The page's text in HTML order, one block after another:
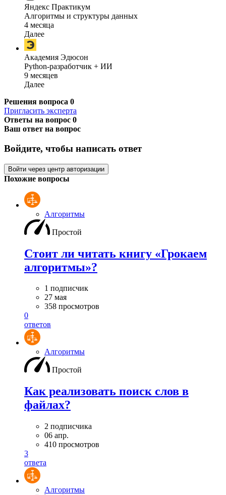
Яндекс Практикум
Алгоритмы и структуры данных
4 месяца
Далее
Академия Эдюсон
Python-разработчик + ИИ
9 месяцев
Далее
Решения вопроса 0
Пригласить эксперта
Ответы на вопрос 0
Ваш ответ на вопрос
Войдите, чтобы написать ответ
Войти через центр авторизации
Похожие вопросы
Алгоритмы
Простой
Стоит ли читать книгу «Грокаем
алгоритмы»?
1 подписчик
27 мая
358 просмотров
0
ответов
Алгоритмы
Простой
Как реализовать поиск слов в
файлах?
2 подписчика
06 апр.
410 просмотров
3
ответа
Алгоритмы